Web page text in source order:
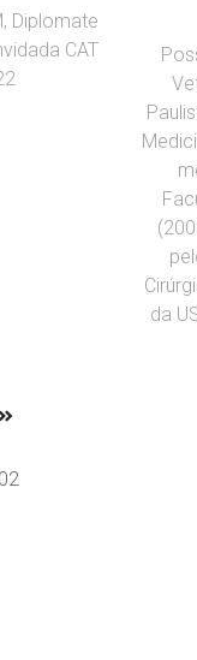
Diplomate
CAT
da